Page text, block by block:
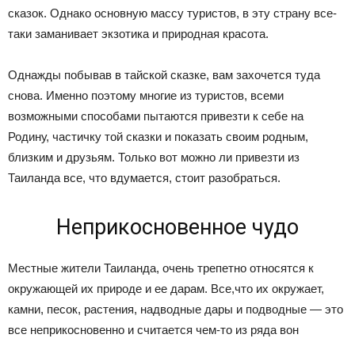
сказок. Однако основную массу туристов, в эту страну все-
таки заманивает экзотика и природная красота.
Однажды побывав в тайской сказке, вам захочется туда
снова. Именно поэтому многие из туристов, всеми
возможными способами пытаются привезти к себе на
Родину, частичку той сказки и показать своим родным,
близким и друзьям. Только вот можно ли привезти из
Таиланда все, что вдумается, стоит разобраться.
Неприкосновенное чудо
Местные жители Таиланда, очень трепетно относятся к
окружающей их природе и ее дарам. Все,что их окружает,
камни, песок, растения, надводные дары и подводные — это
все неприкосновенно и считается чем-то из ряда вон